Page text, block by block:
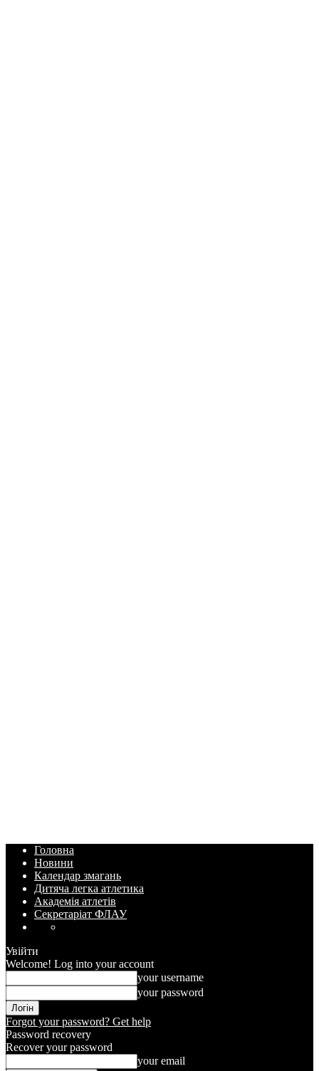
Головна
Новини
Календар змагань
Дитяча легка атлетика
Академія атлетів
Секретаріат ФЛАУ
Увійти
Welcome! Log into your account
your username
your password
Forgot your password? Get help
Password recovery
Recover your password
your email